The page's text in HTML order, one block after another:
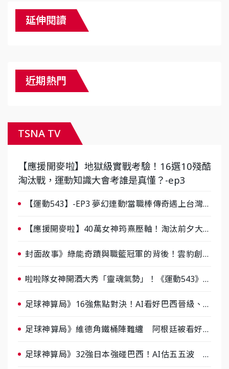
延伸閱讀
近期熱門
TSNA TV
【應援開麥啦】地獄級實戰考驗！16選10殘酷
淘汰戰，運動知識大會考誰是真懂？-ep3
【運動543】-EP3 夢幻連動!當職棒傳奇遇上台灣女
【應援開麥啦】40萬女神筠熹壓軸！淘汰前夕大混
封面故事》綠能奇蹟與職籃冠軍的背後！雲豹創辦
啦啦隊女神開酒大秀「靈魂氣勢」！《運動543》微
足球神算局》16強焦點對決！AI看好巴西晉級、數
足球神算局》維德角鐵桶陣難纏 阿根廷被看好下
足球神算局》32強日本強碰巴西！AI估五五波 牛